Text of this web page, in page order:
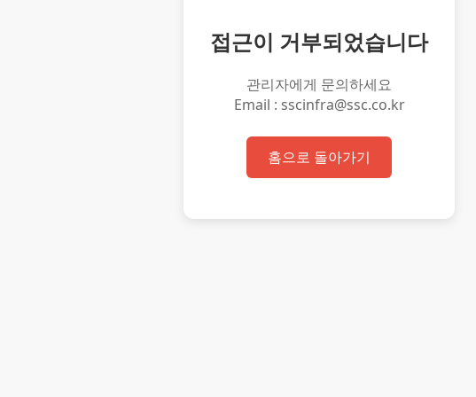
접근이 거부되었습니다
관리자에게 문의하세요
Email : sscinfra@ssc.co.kr
홈으로 돌아가기